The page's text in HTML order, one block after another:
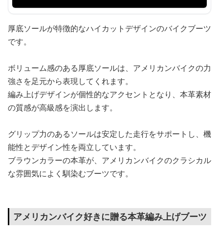
厚底ソールが特徴的なハイカットデザインのバイクブーツ
です。
ボリューム感のある厚底ソールは、アメリカンバイクの力
強さを足元から表現してくれます。
編み上げデザインが個性的なアクセントとなり、本革素材
の質感が高級感を演出します。
グリップ力のあるソールは安定した走行をサポートし、機
能性とデザイン性を両立しています。
ブラウンカラーの本革が、アメリカンバイクのクラシカル
な雰囲気によく馴染むブーツです。
アメリカンバイク好きに贈る本革編み上げブーツ